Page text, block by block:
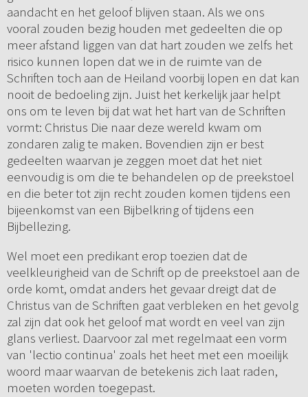
aandacht en het geloof blijven staan. Als we ons
vooral zouden bezig houden met gedeelten die op
meer afstand liggen van dat hart zouden we zelfs het
risico kunnen lopen dat we in de ruimte van de
Schriften toch aan de Heiland voorbij lopen en dat kan
nooit de bedoeling zijn. Juist het kerkelijk jaar helpt
ons om te leven bij dat wat het hart van de Schriften
vormt: Christus Die naar deze wereld kwam om
zondaren zalig te maken. Bovendien zijn er best
gedeelten waarvan je zeggen moet dat het niet
eenvoudig is om die te behandelen op de preekstoel
en die beter tot zijn recht zouden komen tijdens een
bijeenkomst van een Bijbelkring of tijdens een
Bijbellezing.
Wel moet een predikant erop toezien dat de
veelkleurigheid van de Schrift op de preekstoel aan de
orde komt, omdat anders het gevaar dreigt dat de
Christus van de Schriften gaat verbleken en het gevolg
zal zijn dat ook het geloof mat wordt en veel van zijn
glans verliest. Daarvoor zal met regelmaat een vorm
van 'lectio continua' zoals het heet met een moeilijk
woord maar waarvan de betekenis zich laat raden,
moeten worden toegepast.